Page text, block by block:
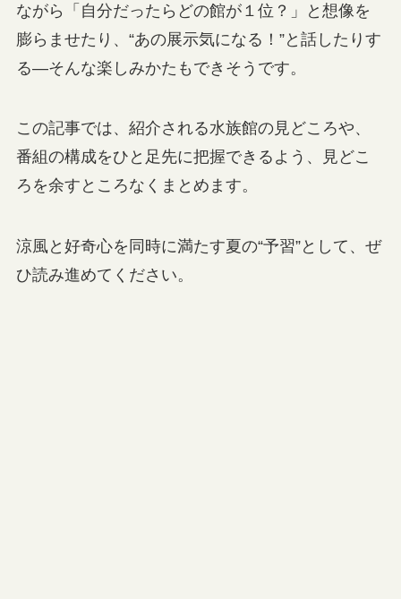
ながら「自分だったらどの館が１位？」と想像を
膨らませたり、“あの展示気になる！”と話したりす
る—そんな楽しみかたもできそうです。
この記事では、紹介される水族館の見どころや、
番組の構成をひと足先に把握できるよう、見どこ
ろを余すところなくまとめます。
涼風と好奇心を同時に満たす夏の“予習”として、ぜ
ひ読み進めてください。